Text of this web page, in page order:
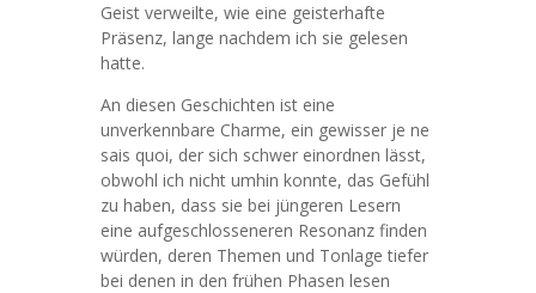
Geist verweilte, wie eine geisterhafte
Präsenz, lange nachdem ich sie gelesen
hatte.
An diesen Geschichten ist eine
unverkennbare Charme, ein gewisser je ne
sais quoi, der sich schwer einordnen lässt,
obwohl ich nicht umhin konnte, das Gefühl
zu haben, dass sie bei jüngeren Lesern
eine aufgeschlosseneren Resonanz finden
würden, deren Themen und Tonlage tiefer
bei denen in den frühen Phasen lesen